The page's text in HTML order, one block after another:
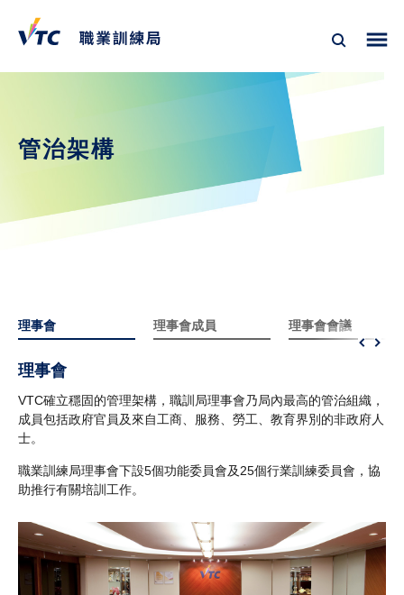
管治架構
理事會 理事會成員 理事會會議
理事會
VTC確立穩固的管理架構，職訓局理事會乃局內最高的管治組織，
成員包括政府官員及來自工商、服務、勞工、教育界別的非政府人
士。
職業訓練局理事會下設5個功能委員會及25個行業訓練委員會，協
助推行有關培訓工作。